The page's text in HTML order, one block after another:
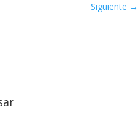
Siguiente →